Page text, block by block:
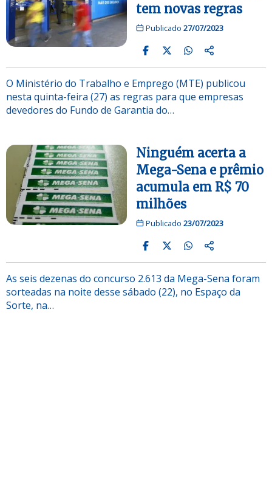
tem novas regras
Publicado 27/07/2023
O Ministério do Trabalho e Emprego (MTE) publicou
nesta quinta-feira (27) as regras para que empresas
devedores do Fundo de Garantia do…
Ninguém acerta a
Mega-Sena e prêmio
acumula em R$ 70
milhões
Publicado 23/07/2023
As seis dezenas do concurso 2.613 da Mega-Sena foram
sorteadas na noite desse sábado (22), no Espaço da
Sorte, na…